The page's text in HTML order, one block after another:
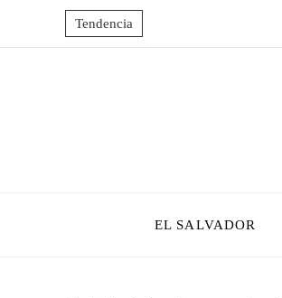
Tendencia
EL SALVADOR